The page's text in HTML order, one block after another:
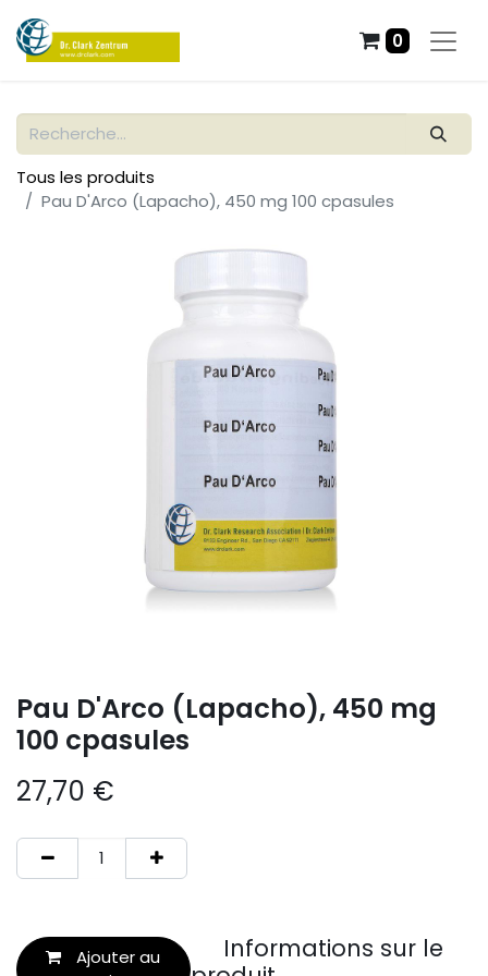
0
Tous les produits
Pau D'Arco (Lapacho), 450 mg 100 cpasules
Pau D'Arco (Lapacho), 450 mg
100 cpasules
27,70 €
Ajouter au
Informations sur le